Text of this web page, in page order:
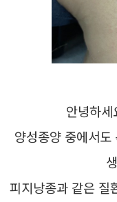
안녕하세
양성종양 중에서
피지낭종과 같은 질